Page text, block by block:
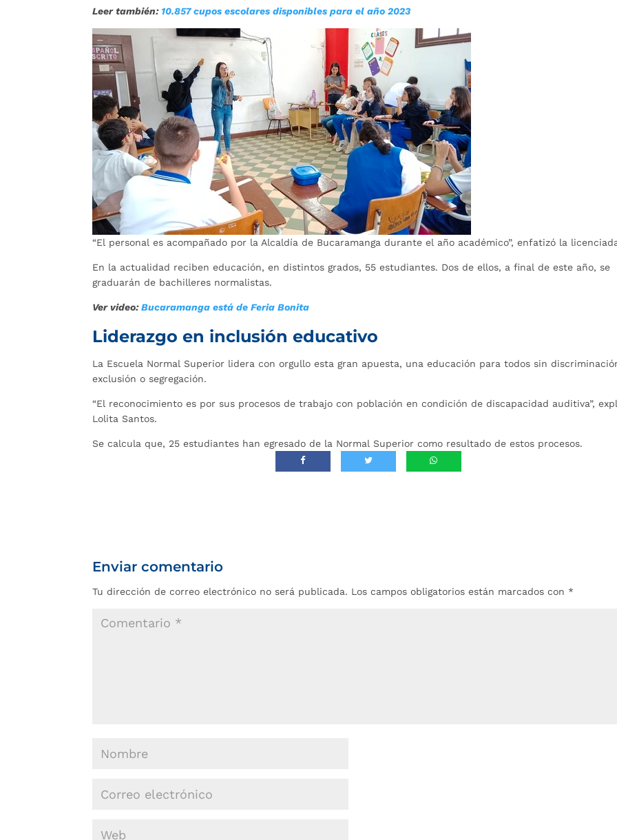
Leer también: 10.857 cupos escolares disponibles para el año 2023
“El personal es acompañado por la Alcaldía de Bucaramanga durante el año académico”, enfatizó la
En la actualidad reciben educación, en distintos grados, 55 estudiantes. Dos de ellos, a final de este año, se
graduarán de bachilleres normalistas.
Ver video:Bucaramanga está de Feria Bonita
Liderazgo en inclusión educativo
La Escuela Normal Superior lidera con orgullo esta gran apuesta, una educación para todos sin
exclusión o segregación.
“El reconocimiento es por sus procesos de trabajo con población en condición de discapacidad auditiva”,
Lolita Santos.
Se calcula que, 25 estudiantes han egresado de la Normal Superior como resultado de estos procesos.
Enviar comentario
Tu dirección de correo electrónico no será publicada. Los campos obligatorios están marcados con *